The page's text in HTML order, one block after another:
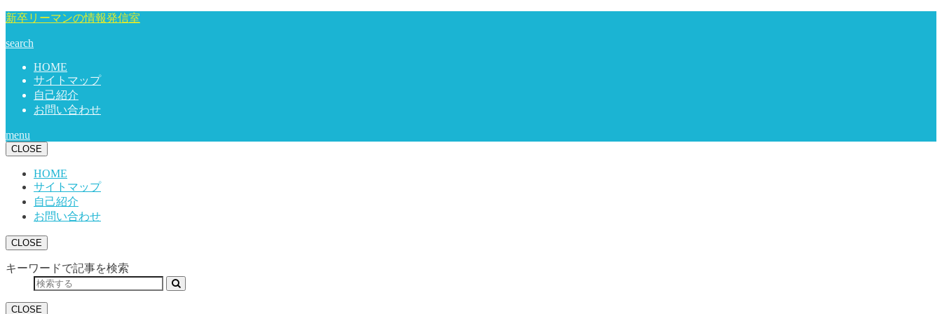
新卒リーマンの情報発信室
search
HOME
サイトマップ
自己紹介
お問い合わせ
menu
CLOSE
HOME
サイトマップ
自己紹介
お問い合わせ
CLOSE
キーワードで記事を検索
CLOSE